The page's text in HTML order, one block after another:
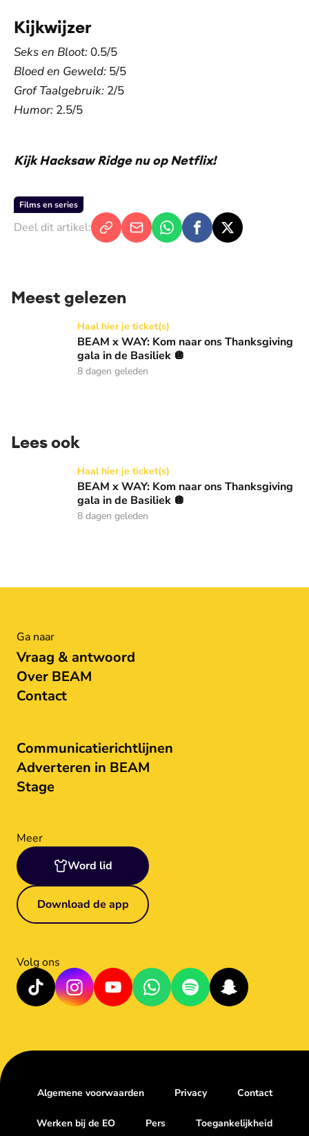
Kijkwijzer
Seks en Bloot: 0.5/5
Bloed en Geweld: 5/5
Grof Taalgebruik: 2/5
Humor: 2.5/5
Kijk Hacksaw Ridgenu op Netflix!
Films en series
Deel dit artikel:
Meest gelezen
BEAM x WAY: Kom naar ons Thanksgiving gala in de
Haal hier je ticket(s)
BEAM x WAY: Kom naar ons Thanksgiving
gala in de Basiliek 🪩
8 dagen geleden
Lees ook
BEAM x WAY: Kom naar ons Thanksgiving gala in de
Haal hier je ticket(s)
BEAM x WAY: Kom naar ons Thanksgiving
gala in de Basiliek 🪩
8 dagen geleden
Ga naar
Vraag & antwoord
Over BEAM
Contact
Communicatierichtlijnen
Adverteren in BEAM
Stage
Meer
Word lid
Download de app
Volg ons
Algemene voorwaarden Privacy Contact
Werken bij de EO Pers Toegankelijkheid